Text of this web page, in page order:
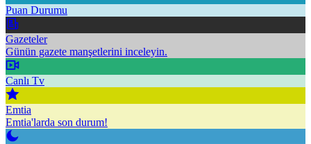
Puan Durumu
Gazeteler
Günün gazete manşetlerini inceleyin.
Canlı Tv
Emtia
Emtia'larda son durum!